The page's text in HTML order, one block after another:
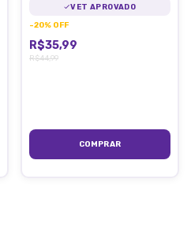
VET APROVADO
-20% OFF
R$35,99
R$44,99